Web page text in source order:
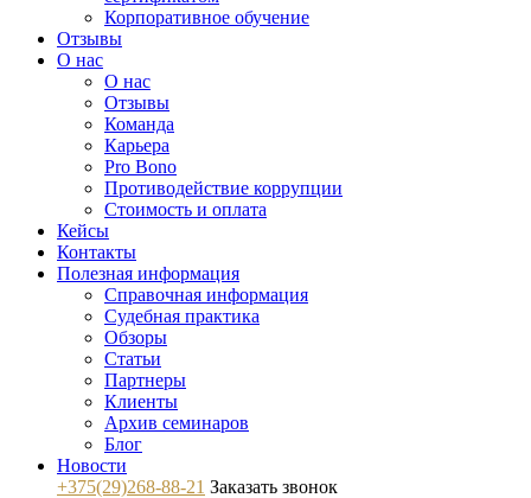
Корпоративное обучение
Отзывы
О нас
О нас
Отзывы
Команда
Карьера
Pro Bono
Противодействие коррупции
Стоимость и оплата
Кейсы
Контакты
Полезная информация
Справочная информация
Судебная практика
Обзоры
Статьи
Партнеры
Клиенты
Архив семинаров
Блог
Новости
+375(29)268-88-21 Заказать звонок